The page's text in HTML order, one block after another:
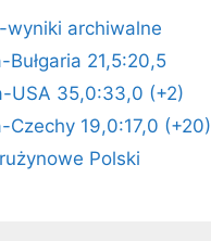
wyniki archiwalne
Bułgaria 21,5:20,5
USA 35,0:33,0 (+2)
Czechy 19,0:17,0 (+20)
Polski